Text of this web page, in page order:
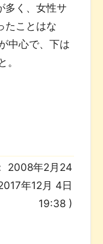
多く、女性サ
たことはな
中心で、下は
。
2008年2月24
年12月 4日
19:38 )